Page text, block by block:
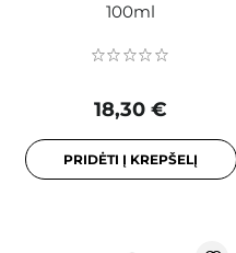
100ml
18,30 €
PRIDĖTI Į KREPŠELĮ